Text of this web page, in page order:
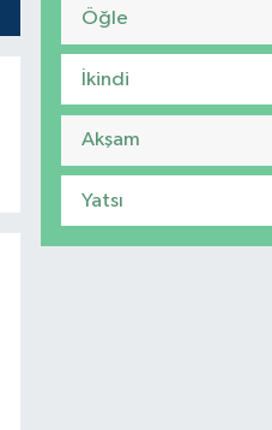
Öğle
İkindi
Akşam
Yatsı